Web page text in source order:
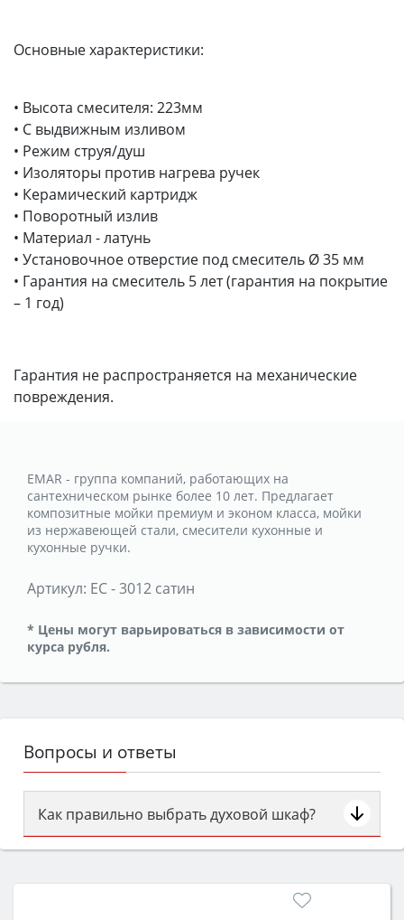
Основные характеристики:
• Высота смесителя: 223мм
• С выдвижным изливом
• Режим струя/душ
• Изоляторы против нагрева ручек
• Керамический картридж
• Поворотный излив
• Материал - латунь
• Установочное отверстие под смеситель Ø 35 мм
• Гарантия на смеситель 5 лет (гарантия на покрытие
– 1 год)
Гарантия не распространяется на механические
повреждения.
EMAR - группа компаний, работающих на
сантехническом рынке более 10 лет. Предлагает
композитные мойки премиум и эконом класса, мойки
из нержавеющей стали, смесители кухонные и
кухонные ручки.
Артикул: ЕС - 3012 сатин
* Цены могут варьироваться в зависимости от
курса рубля.
Вопросы и ответы
Как правильно выбрать духовой шкаф?
Сначала определитесь с типом (газовый или
затем смотрите на объём 50–70 л для семьи,